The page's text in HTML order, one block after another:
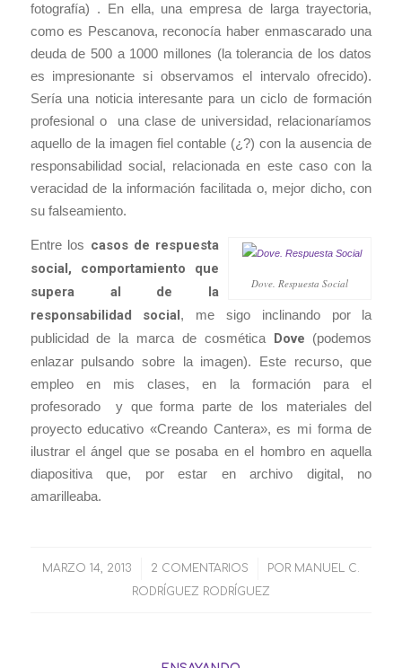
fotografía) . En ella, una empresa de larga trayectoria,
como es Pescanova, reconocía haber enmascarado una
deuda de 500 a 1000 millones (la tolerancia de los datos
es impresionante si observamos el intervalo ofrecido).
Sería una noticia interesante para un ciclo de formación
profesional o una clase de universidad, relacionaríamos
aquello de la imagen fiel contable (¿?) con la ausencia de
responsabilidad social, relacionada en este caso con la
veracidad de la información facilitada o, mejor dicho, con
su falseamiento.
Dove. Respuesta Social
Entre los casos de respuesta
social, comportamiento que
supera al de la
responsabilidad social, me sigo inclinando por la
publicidad de la marca de cosmética Dove (podemos
enlazar pulsando sobre la imagen). Este recurso, que
empleo en mis clases, en la formación para el
profesorado y que forma parte de los materiales del
proyecto educativo «Creando Cantera», es mi forma de
ilustrar el ángel que se posaba en el hombro en aquella
diapositiva que, por estar en archivo digital, no
amarilleaba.
MARZO 14, 2013
/ 2 COMENTARIOS
/ POR MANUEL C.
RODRÍGUEZ RODRÍGUEZ